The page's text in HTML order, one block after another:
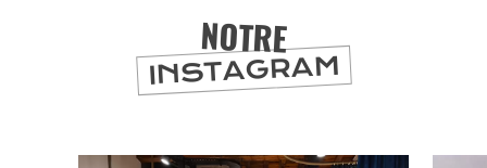
NOTRE
INSTAGRAM
LILLE ET SA RÉGION
DEPUIS 1973